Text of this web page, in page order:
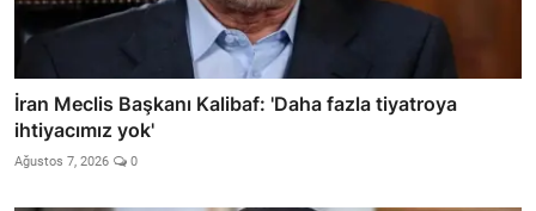
İran Meclis Başkanı Kalibaf: 'Daha fazla tiyatroya
ihtiyacımız yok'
Ağustos 7, 2026 0